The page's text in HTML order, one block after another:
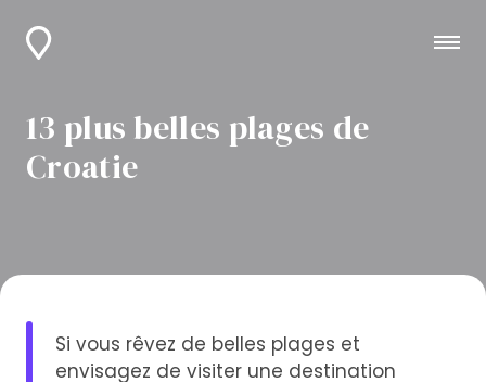
13 plus belles plages de
Croatie
Si vous rêvez de belles plages et
envisagez de visiter une destination